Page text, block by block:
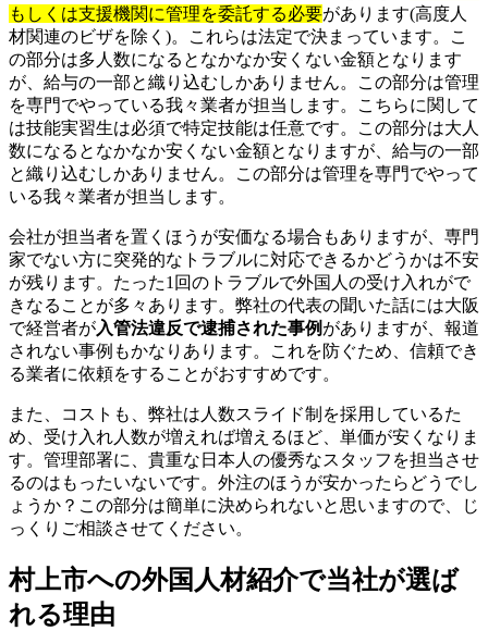
もしくは支援機関に管理を委託する必要があります(高度人
材関連のビザを除く)。これらは法定で決まっています。こ
の部分は多人数になるとなかなか安くない金額となります
が、給与の一部と織り込むしかありません。この部分は管理
を専門でやっている我々業者が担当します。こちらに関して
は技能実習生は必須で特定技能は任意です。この部分は大人
数になるとなかなか安くない金額となりますが、給与の一部
と織り込むしかありません。この部分は管理を専門でやって
いる我々業者が担当します。
会社が担当者を置くほうが安価なる場合もありますが、専門
家でない方に突発的なトラブルに対応できるかどうかは不安
が残ります。たった1回のトラブルで外国人の受け入れがで
きなることが多々あります。弊社の代表の聞いた話には大阪
で経営者が入管法違反で逮捕された事例 がありますが、報道
されない事例もかなりあります。これを防ぐため、信頼でき
る業者に依頼をすることがおすすめです。
また、コストも、弊社は人数スライド制を採用しているた
め、受け入れ人数が増えれば増えるほど、単価が安くなりま
す。管理部署に、貴重な日本人の優秀なスタッフを担当させ
るのはもったいないです。外注のほうが安かったらどうでし
ょうか？この部分は簡単に決められないと思いますので、じ
っくりご相談させてください。
村上市への外国人材紹介で当社が選ば
れる理由